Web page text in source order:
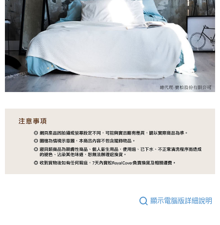
顯示電腦版詳細說明